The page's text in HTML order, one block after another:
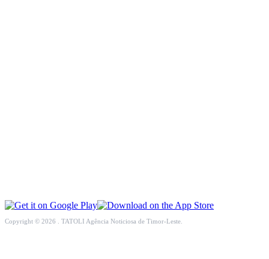
Copyright © 2026 . TATOLI Agência Noticiosa de Timor-Leste.